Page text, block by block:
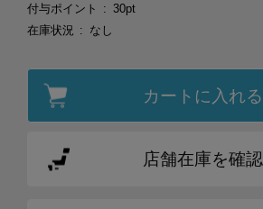
付与ポイント
30pt
在庫状況
なし
カートに入れる
店舗在庫を確認